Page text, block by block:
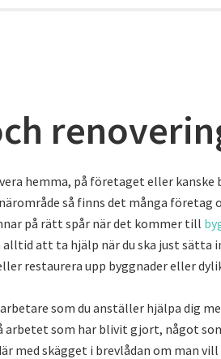
hemma, på företaget eller
så finns det många företag
på rätt spår när det kommer till
alltid att ta hjälp när du ska just sätta
restaurera upp byggnader eller
som du anställer hjälpa dig
arbetet som har blivit gjort, något
med skägget i brevlådan om man